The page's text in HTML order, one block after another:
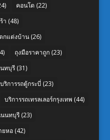
คอนโด (22)
า (48)
ตกแต่งบ้าน(26)
ถุงมือราคาถูก(23)
ทบุรี(31)
บริการรถตู้กระบี่ (23)
บริการรถเทรลเลอร์กรุงเทพ (44)
นทบุรี(23)
ยหอ(42)